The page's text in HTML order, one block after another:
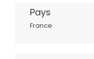
Pays
France